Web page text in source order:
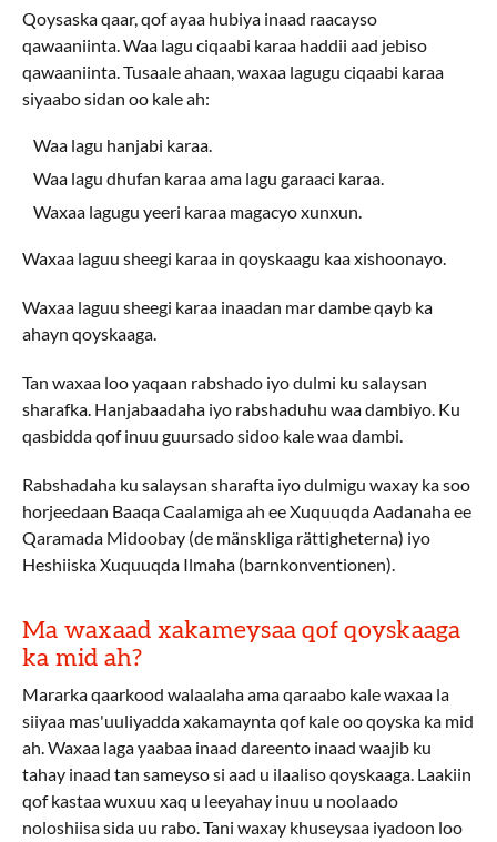
Qoysaska qaar, qof ayaa hubiya inaad raacayso
qawaaniinta. Waa lagu ciqaabi karaa haddii aad jebiso
qawaaniinta. Tusaale ahaan, waxaa lagugu ciqaabi karaa
siyaabo sidan oo kale ah:
Waa lagu hanjabi karaa.
Waa lagu dhufan karaa ama lagu garaaci karaa.
Waxaa lagugu yeeri karaa magacyo xunxun.
Waxaa laguu sheegi karaa in qoyskaagu kaa xishoonayo.
Waxaa laguu sheegi karaa inaadan mar dambe qayb ka
ahayn qoyskaaga.
Tan waxaa loo yaqaan rabshado iyo dulmi ku salaysan
sharafka. Hanjabaadaha iyo rabshaduhu waa dambiyo. Ku
qasbidda qof inuu guursado sidoo kale waa dambi.
Rabshadaha ku salaysan sharafta iyo dulmigu waxay ka soo
horjeedaan Baaqa Caalamiga ah ee Xuquuqda Aadanaha ee
Qaramada Midoobay (de mänskliga rättigheterna) iyo
Heshiiska Xuquuqda Ilmaha (barnkonventionen).
Ma waxaad xakameysaa qof qoyskaaga
ka mid ah?
Mararka qaarkood walaalaha ama qaraabo kale waxaa la
siiyaa mas'uuliyadda xakamaynta qof kale oo qoyska ka mid
ah. Waxaa laga yaabaa inaad dareento inaad waajib ku
tahay inaad tan sameyso si aad u ilaaliso qoyskaaga. Laakiin
qof kastaa wuxuu xaq u leeyahay inuu u noolaado
noloshiisa sida uu rabo. Tani waxay khuseysaa iyadoon loo